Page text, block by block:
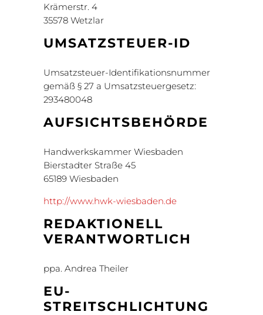
Krämerstr. 4
35578 Wetzlar
UMSATZSTEUER-ID
Umsatzsteuer-Identifikationsnummer
gemäß § 27 a Umsatzsteuergesetz:
293480048
AUFSICHTSBEHÖRDE
Handwerkskammer Wiesbaden
Bierstadter Straße 45
65189 Wiesbaden
http://www.hwk-wiesbaden.de
REDAKTIONELL
VERANTWORTLICH
ppa. Andrea Theiler
EU-
STREITSCHLICHTUNG